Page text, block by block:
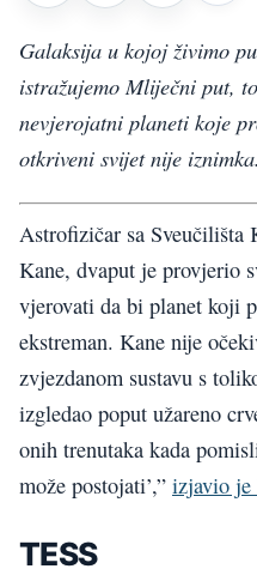
Galaksija u kojoj živimo
istražujemo Mliječni put,
nevjerojatni planeti koje
otkriveni svijet nije iznimka.
Astrofizičar sa Sveučilišta
Kane, dvaput je provjerio
vjerovati da bi planet koji
ekstreman. Kane nije
zvjezdanom sustavu s
izgledao poput užareno
onih trenutaka kada
može postojati’,” izjavio je
TESS